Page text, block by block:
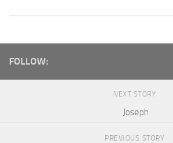
FOLLOW:
NEXT STORY
Joseph
PREVIOUS STORY